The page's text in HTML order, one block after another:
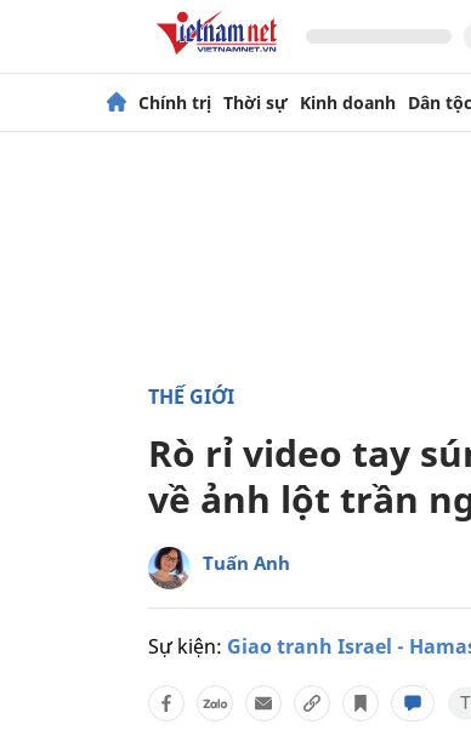
Chính trị Thời sự Kinh doanh Dân
THẾ GIỚI
Rò rỉ video tay
về ảnh lột trần
Tuấn Anh
Sự kiện: Giao tranh Israel -